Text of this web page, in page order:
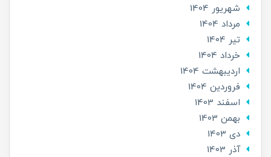
شهریور 1404
مرداد 1404
تير 1404
خرداد 1404
ارديبهشت 1404
فروردین 1404
اسفند 1403
بهمن 1403
دی 1403
آذر 1403